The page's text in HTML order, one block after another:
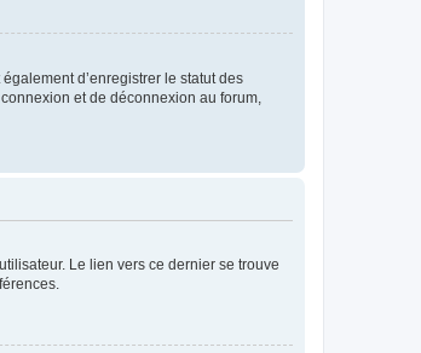
d’enregistrer le statut des
et de déconnexion au forum,
Le lien vers ce dernier se trouve